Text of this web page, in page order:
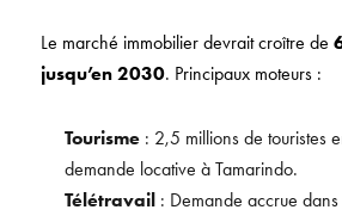
Le marché immobilier devrait croître de
jusqu’en 2030. Principaux moteurs :
Tourisme : 2,5 millions de touristes
demande locative à Tamarindo.
Télétravail : Demande accrue